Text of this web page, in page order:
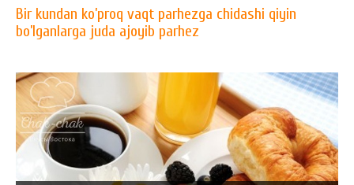
Bir kundan ko’proq vaqt parhezga chidashi qiyin
bo’lganlarga juda ajoyib parhez